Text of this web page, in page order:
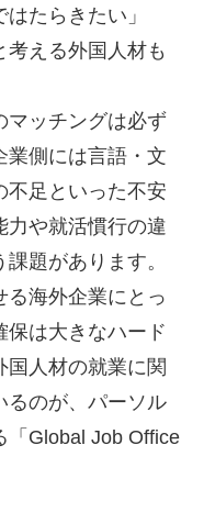
たらきたい」
考える外国人材も
マッチングは必ず
業側には言語・文
不足といった不安
力や就活慣行の違
題があります。
る海外企業にとっ
保は大きなハード
国人材の就業に関
るのが、パーソル
「Global Job Office